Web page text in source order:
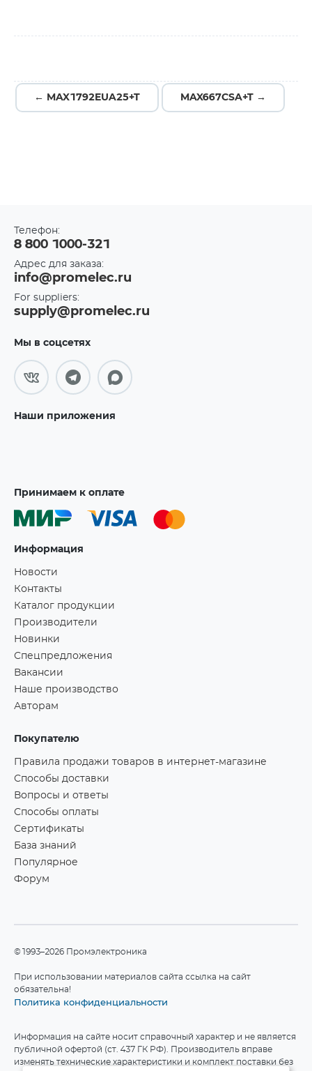
← MAX1792EUA25+T MAX667CSA+T →
Телефон:
8 800 1000-321
Адрес для заказа:
info@promelec.ru
For suppliers:
supply@promelec.ru
Мы в соцсетях
Наши приложения
Принимаем к оплате
Информация
Новости
Контакты
Каталог продукции
Производители
Новинки
Спецпредложения
Вакансии
Наше производство
Авторам
Покупателю
Правила продажи товаров в интернет-магазине
Способы доставки
Вопросы и ответы
Способы оплаты
Сертификаты
База знаний
Популярное
Форум
©1993–2026 Промэлектроника
При использовании материалов сайта ссылка на сайт
обязательна!
Политика конфиденциальности
Информация на сайте носит справочный характер и не является
публичной офертой (ст. 437 ГК РФ). Производитель вправе
изменять технические характеристики и комплект поставки без